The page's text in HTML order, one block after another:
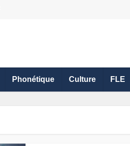
Phonétique Culture FLE